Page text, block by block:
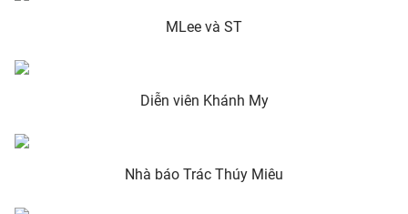
Vươn mình bằng AI
Liên hệ tòa soạn
MLee và ST
Diễn viên Khánh My
Nhà báo Trác Thúy Miêu